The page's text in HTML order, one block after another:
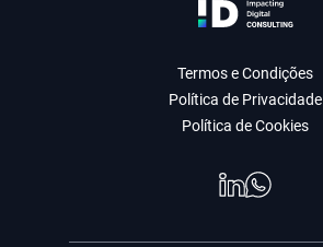
Termos e Condições
Política de Privacidade
Política de Cookies